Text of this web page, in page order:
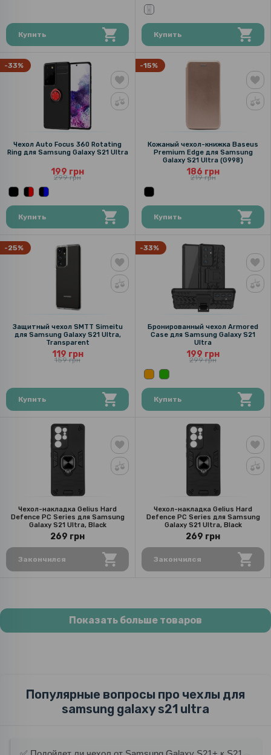
Купить Купить
-33%
Чехол Auto Focus 360 Rotating
Ring для Samsung Galaxy S21 Ultra
199 грн
299 грн
Купить
-15%
Кожаный чехол-книжка Baseus
Premium Edge для Samsung
Galaxy S21 Ultra (G998)
186 грн
219 грн
Купить
-25%
Защитный чехол SMTT Simeitu
для Samsung Galaxy S21 Ultra,
Transparent
119 грн
159 грн
Купить
-33%
Бронированный чехол Armored
Case для Samsung Galaxy S21
Ultra
199 грн
299 грн
Купить
Чехол-накладка Gelius Hard
Defence PC Series для Samsung
Galaxy S21 Ultra, Black
269 грн
Закончился
Чехол-накладка Gelius Hard
Defence PC Series для Samsung
Galaxy S21 Ultra, Black
269 грн
Закончился
Показать больше товаров
Популярные вопросы про чехлы для
samsung galaxy s21 ultra